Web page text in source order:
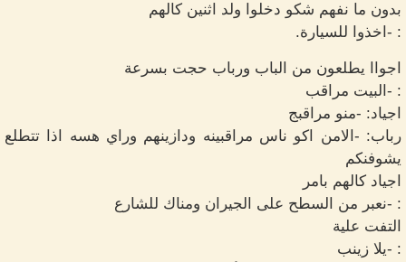
بدون ما نفهم شكو دخلوا ولد اثنين كالهم
: -اخذوا للسيارة.
اجواا يطلعون من الباب ورباب حجت بسرعة
: -البيت مراقب
اجياد: -منو مراقبج
رباب: -الامن اكو ناس مراقبينه ودازينهم وراي هسه اذا تتطلع
يشوفنكم
اجياد كالهم بامر
: -نعبر من السطح على الجيران ومناك للشارع
التفت علية
: -يلا زينب